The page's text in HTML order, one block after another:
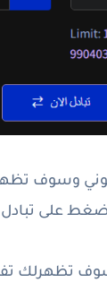
وسوف
على تبادل
تظهرلك